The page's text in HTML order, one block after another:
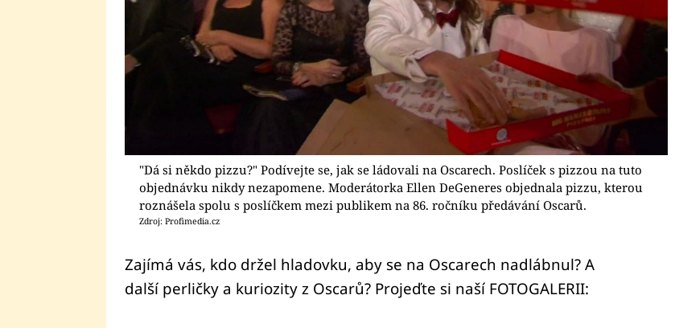
"Dá si někdo pizzu?" Podívejte se, jak se ládovali na Oscarech. Poslíček s pizzou na tuto
objednávku nikdy nezapomene. Moderátorka Ellen DeGeneres objednala pizzu, kterou
roznášela spolu s poslíčkem mezi publikem na 86. ročníku předávání Oscarů.
Zdroj: Profimedia.cz
Zajímá vás, kdo držel hladovku, aby se na Oscarech nadlábnul? A
další perličky a kuriozity z Oscarů? Projeďte si naší FOTOGALERII: